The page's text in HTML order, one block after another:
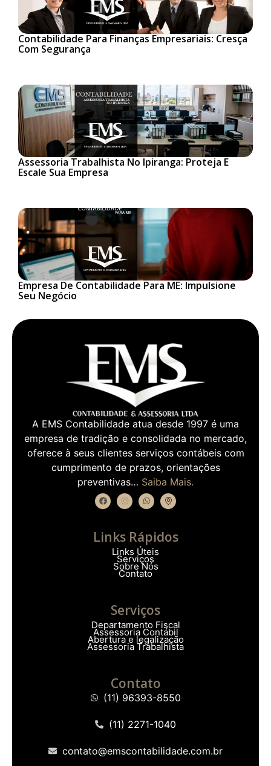
Contabilidade Para Finanças Empresariais: Cresça
Com Segurança
Assessoria Trabalhista No Ipiranga: Proteja E
Escale Sua Empresa
Empresa De Contabilidade Para ME: Impulsione
Seu Negócio
A EMS Contabilidade atua desde 1997 é uma
empresa de tradição e consolidada no mercado,
oferece à seus clientes serviços contábeis com
cumprimento de prazos, orientações
preventivas… Saiba Mais.
Links Rápidos
Links Úteis
Serviços
Sobre Nós
Contato
Serviços
Departamento Fiscal
Assessoria Contábil
Abertura e legalização
Assessoria Trabalhista
Contato
(11) 96393-8550
(11) 2271-1040
contato@emscontabilidade.com.br